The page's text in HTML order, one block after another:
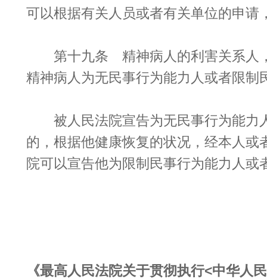
可以根据有关人员或者有关单位的申请
第十九条 精神病人的利害关系人
精神病人为无民事行为能力人或者限制
被人民法院宣告为无民事行为能力
的，根据他健康恢复的状况，经本人或
院可以宣告他为限制民事行为能力人或
《最高人民法院关于贯彻执行<中华人